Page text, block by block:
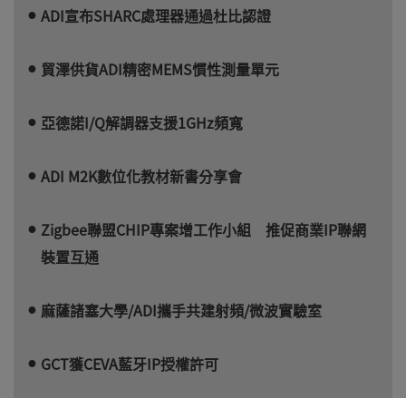
ADI宣布SHARC處理器通過杜比認證
貿澤供貨ADI精密MEMS慣性測量單元
亞德諾I/Q解調器支援1GHz頻寬
ADI M2K數位化教材新書分享會
Zigbee聯盟CHIP專案增工作小組 推促商業IP聯網
裝置互通
麻薩諸塞大學/ADI攜手共建射頻/微波實驗室
GCT獲CEVA藍牙IP授權許可